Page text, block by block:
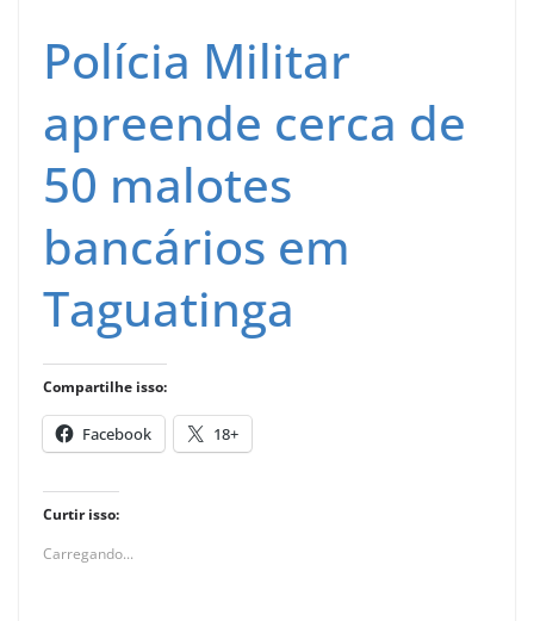
Polícia Militar
apreende cerca de
50 malotes
bancários em
Taguatinga
Compartilhe isso:
Facebook 18+
Curtir isso:
Carregando...